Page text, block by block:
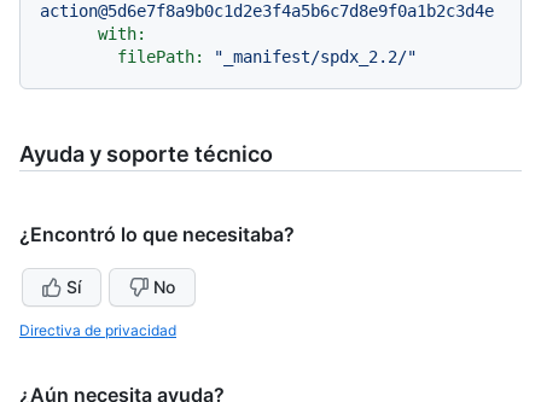
action@5d6e7f8a9b0c1d2e3f4a5b6c7d8e9f0a1b2c3d4e
with:
filePath:
"_manifest/spdx_2.2/"
Ayuda y soporte técnico
¿Encontró lo que necesitaba?
Sí No
Directiva de privacidad
¿Aún necesita ayuda?